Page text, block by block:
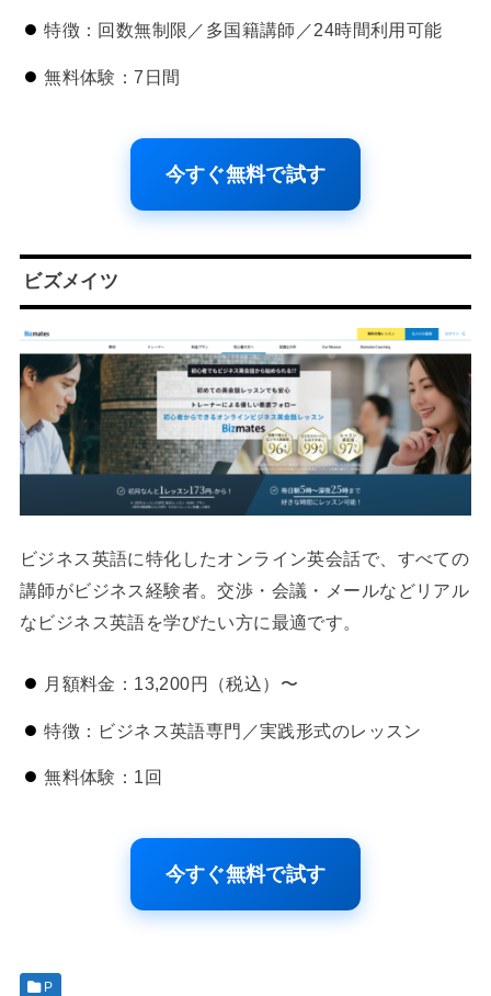
特徴：回数無制限／多国籍講師／24時間利用可能
無料体験：7日間
今すぐ無料で試す
ビズメイツ
ビジネス英語に特化したオンライン英会話で、すべての
講師がビジネス経験者。交渉・会議・メールなどリアル
なビジネス英語を学びたい方に最適です。
月額料金：13,200円（税込）〜
特徴：ビジネス英語専門／実践形式のレッスン
無料体験：1回
今すぐ無料で試す
P